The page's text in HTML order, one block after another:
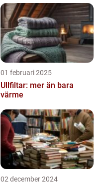
01 februari 2025
Ullfiltar: mer än bara
värme
02 december 2024